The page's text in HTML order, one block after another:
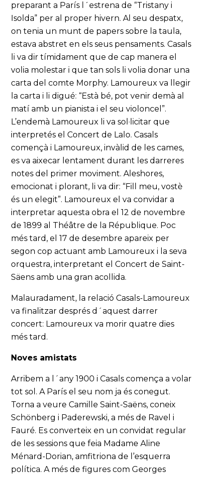
preparant a París l´estrena de “Tristany i
Isolda” per al proper hivern. Al seu despatx,
on tenia un munt de papers sobre la taula,
estava abstret en els seus pensaments. Casals
li va dir tímidament que de cap manera el
volia molestar i que tan sols li volia donar una
carta del comte Morphy. Lamoureux va llegir
la carta i li digué: “Està bé, pot venir demà al
matí amb un pianista i el seu violoncel”.
L’endemà Lamoureux li va sol·licitar que
interpretés el Concert de Lalo. Casals
començà i Lamoureux, invàlid de les cames,
es va aixecar lentament durant les darreres
notes del primer moviment. Aleshores,
emocionat i plorant, li va dir: “Fill meu, vostè
és un elegit”. Lamoureux el va convidar a
interpretar aquesta obra el 12 de novembre
de 1899 al Théâtre de la République. Poc
més tard, el 17 de desembre apareix per
segon cop actuant amb Lamoureux i la seva
orquestra, interpretant el Concert de Saint-
Säens amb una gran acollida.
Malauradament, la relació Casals-Lamoureux
va finalitzar després d´aquest darrer
concert: Lamoureux va morir quatre dies
més tard.
Noves amistats
Arribem a l´any 1900 i Casals comença a volar
tot sol. A París el seu nom ja és conegut.
Torna a veure Camille Saint-Saëns, coneix
Schönberg i Paderewski, a més de Ravel i
Fauré. Es converteix en un convidat regular
de les sessions que feia Madame Aline
Ménard-Dorian, amfitriona de l’esquerra
política. A més de figures com Georges